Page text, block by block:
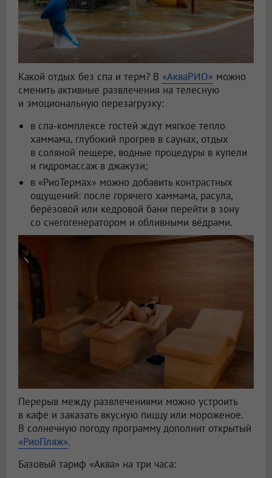
Какой отдых без спа и терм? В «АкваРИО» можно
сменить активные развлечения на телесную
и эмоциональную перезагрузку:
в спа-комплексе гостей ждут мягкое тепло
хаммама, глубокий прогрев в саунах, отдых
в соляной пещере, водные процедуры в купели
и гидромассаж в джакузи;
в «РиоТермах» можно добавить контрастных
ощущений: после горячего хаммама, расула,
берёзовой или кедровой бани перейти в зону
со снегогенератором и обливными вёдрами.
Перерыв между развлечениями можно устроить
в кафе и заказать вкусную пиццу или мороженое.
В солнечную погоду программу дополнит открытый
«РиоПляж».
Базовый тариф «Аква» на три часа: